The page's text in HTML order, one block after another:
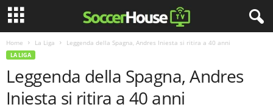
Home La Liga Leggenda della Spagna, Andres Iniesta si ritira a 40 anni
LA LIGA
Leggenda della Spagna, Andres
Iniesta si ritira a 40 anni